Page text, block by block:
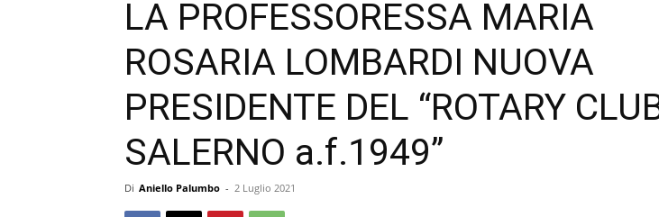
LA PROFESSORESSA MARIA
ROSARIA LOMBARDI NUOVA
PRESIDENTE DEL “ROTARY
SALERNO a.f.1949”
Di Aniello Palumbo - 2 Luglio 2021